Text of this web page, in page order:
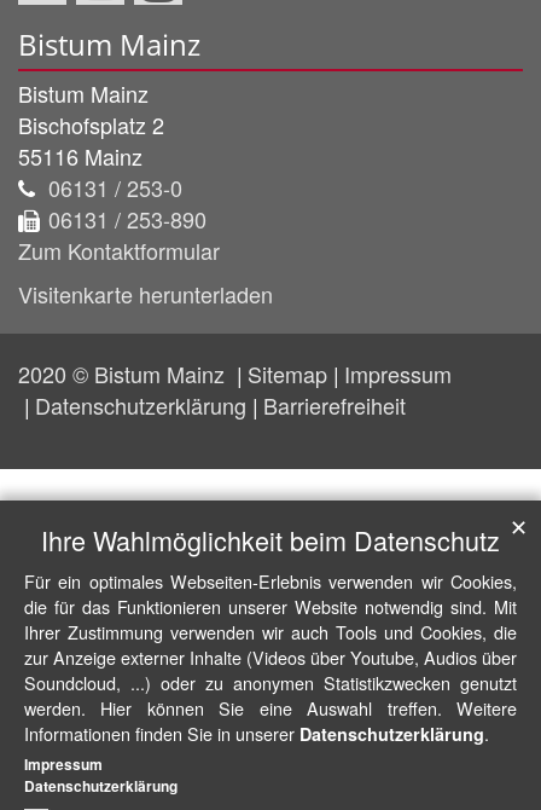
Bistum Mainz
Bistum Mainz
Bischofsplatz 2
55116 Mainz
06131 / 253-0
06131 / 253-890
Zum Kontaktformular
Visitenkarte herunterladen
2020 © Bistum Mainz Sitemap Impressum
Datenschutzerklärung
Barrierefreiheit
Ihre Wahlmöglichkeit beim Datenschutz
Für ein optimales Webseiten-Erlebnis verwenden wir Cookies,
die für das Funktionieren unserer Website notwendig sind. Mit
Ihrer Zustimmung verwenden wir auch Tools und Cookies, die
zur Anzeige externer Inhalte (Videos über Youtube, Audios über
Soundcloud, ...) oder zu anonymen Statistikzwecken genutzt
werden. Hier können Sie eine Auswahl treffen. Weitere
Informationen finden Sie in unserer Datenschutzerklärung.
✕
Impressum
Datenschutzerklärung